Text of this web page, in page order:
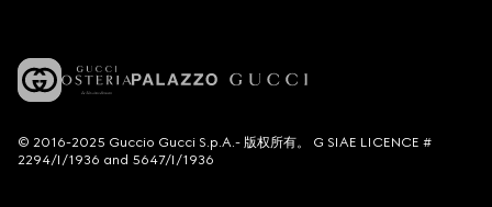
© 2016-2025 Guccio Gucci S.p.A.- 版权所有。 G SIAE LICENCE #
2294/I/1936 and 5647/I/1936